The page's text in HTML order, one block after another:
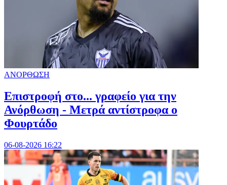
ΑΝΟΡΘΩΣΗ
Επιστροφή στο... γραφείο για την
Ανόρθωση - Μετρά αντίστροφα ο
Φουρτάδο
06-08-2026 16:22